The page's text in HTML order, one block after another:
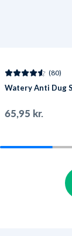
(80)
Watery Anti Dug
65,95 kr.